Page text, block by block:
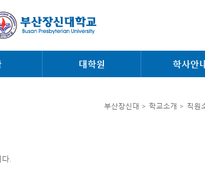
대학원 학사안
부산장신대 > 학교소개 > 직원
.